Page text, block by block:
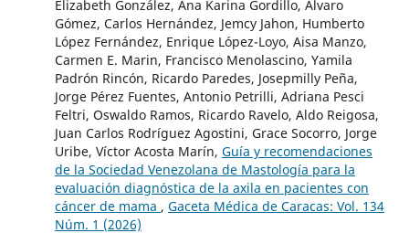
Elizabeth González, Ana Karina Gordillo, Álvaro
Gómez, Carlos Hernández, Jemcy Jahon, Humberto
López Fernández, Enrique López-Loyo, Aisa Manzo,
Carmen E. Marin, Francisco Menolascino, Yamila
Padrón Rincón, Ricardo Paredes, Josepmilly Peña,
Jorge Pérez Fuentes, Antonio Petrilli, Adriana Pesci
Feltri, Oswaldo Ramos, Ricardo Ravelo, Aldo Reigosa,
Juan Carlos Rodríguez Agostini, Grace Socorro, Jorge
Uribe, Víctor Acosta Marín, Guía y recomendaciones
de la Sociedad Venezolana de Mastología para la
evaluación diagnóstica de la axila en pacientes con
cáncer de mama , Gaceta Médica de Caracas: Vol. 134
Núm. 1 (2026)